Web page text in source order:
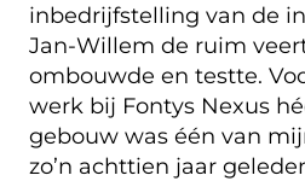
inbedrijfstelling van de
Jan-Willem de ruim
ombouwde en testte.
werk bij Fontys Nexus
gebouw was één van
zo’n achttien jaar